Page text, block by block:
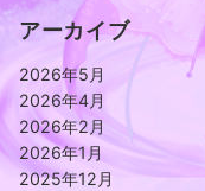
アーカイブ
2026年5月
2026年4月
2026年2月
2026年1月
2025年12月